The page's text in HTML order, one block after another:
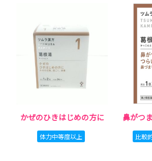
かぜのひきはじめの方に
体力中等度以上
鼻がつ
比較